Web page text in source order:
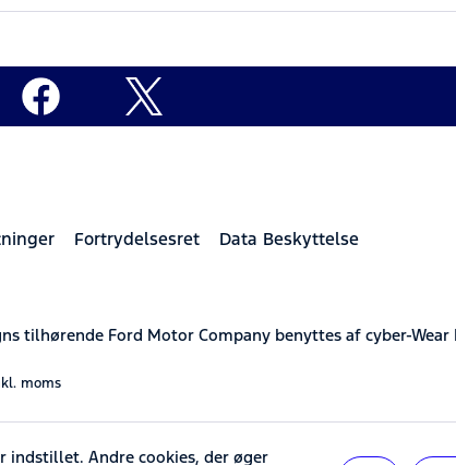
Fortrydelsesret
Data Beskyttelse
tilhørende Ford Motor Company benyttes af cyber-
moms
indstillet. Andre cookies, der øger